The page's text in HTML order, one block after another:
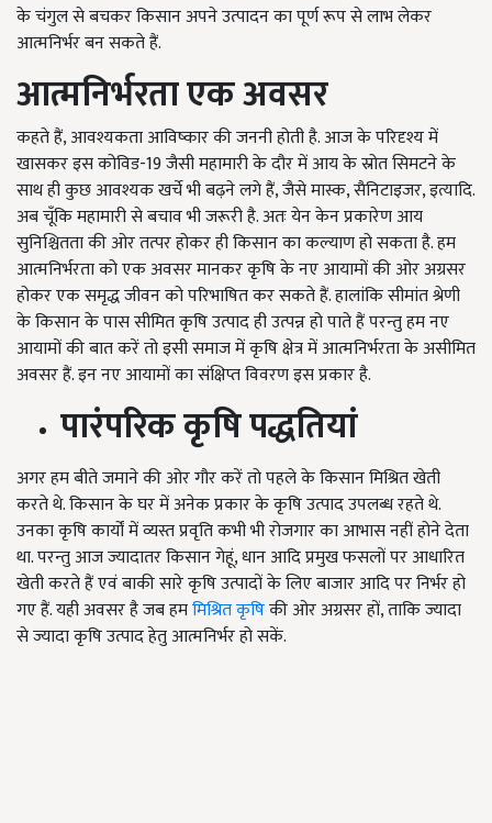
के चंगुल से बचकर किसान अपने उत्पादन का पूर्ण रूप से लाभ लेकर
आत्मनिर्भर बन सकते हैं.
आत्मनिर्भरता एक अवसर
कहते हैं, आवश्यकता आविष्कार की जननी होती है. आज के परिदृश्य में
खासकर इस कोविड-19 जैसी महामारी के दौर में आय के स्रोत सिमटने के
साथ ही कुछ आवश्यक खर्चे भी बढ़ने लगे हैं, जैसे मास्क, सैनिटाइजर, इत्यादि.
अब चूँकि महामारी से बचाव भी जरूरी है. अतः येन केन प्रकारेण आय
सुनिश्चितता की ओर तत्पर होकर ही किसान का कल्याण हो सकता है. हम
आत्मनिर्भरता को एक अवसर मानकर कृषि के नए आयामों की ओर अग्रसर
होकर एक समृद्ध जीवन को परिभाषित कर सकते हैं. हालांकि सीमांत श्रेणी
के किसान के पास सीमित कृषि उत्पाद ही उत्पन्न हो पाते हैं परन्तु हम नए
आयामों की बात करें तो इसी समाज में कृषि क्षेत्र में आत्मनिर्भरता के असीमित
अवसर हैं. इन नए आयामों का संक्षिप्त विवरण इस प्रकार है.
पारंपरिक कृषि पद्धतियां
अगर हम बीते जमाने की ओर गौर करें तो पहले के किसान मिश्रित खेती
करते थे. किसान के घर में अनेक प्रकार के कृषि उत्पाद उपलब्ध रहते थे.
उनका कृषि कार्यों में व्यस्त प्रवृति कभी भी रोजगार का आभास नहीं होने देता
था. परन्तु आज ज्यादातर किसान गेहूं, धान आदि प्रमुख फसलों पर आधारित
खेती करते हैं एवं बाकी सारे कृषि उत्पादों के लिए बाजार आदि पर निर्भर हो
गए हैं. यही अवसर है जब हममिश्रित कृषिकी ओर अग्रसर हों, ताकि ज्यादा
से ज्यादा कृषि उत्पाद हेतु आत्मनिर्भर हो सकें.